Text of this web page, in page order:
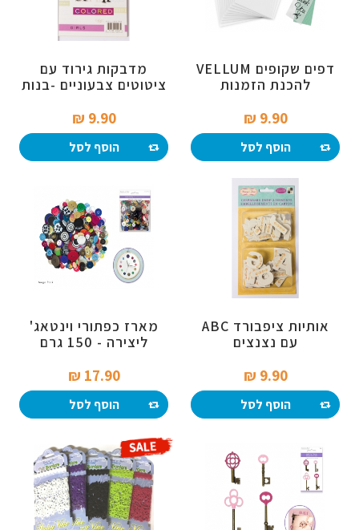
דפים שקופים VELLUM
להכנת הזמנות
9.90 ₪‎
הוסף לסל
מדבקות גירוד עם
ציטוטים צבעוניים -בנות
9.90 ₪‎
הוסף לסל
אותיות ציפבורד ABC
עם נצנצים
9.90 ₪‎
הוסף לסל
מארז כפתורי וינטאג'
ליצירה - 150 גרם
17.90 ₪‎
הוסף לסל